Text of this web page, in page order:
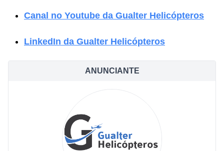
Canal no Youtube da Gualter Helicópteros
LinkedIn da Gualter Helicópteros
ANUNCIANTE